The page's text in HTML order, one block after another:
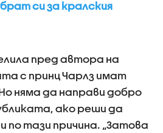
си за кралския
пред автора на
с принц Чарлз имат
няма да направи добро
ако реши да
по тази причина. „Затова